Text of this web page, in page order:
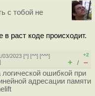
с тобой не
раст коде происходит.
03/2023 [^] [^^] [^^^]
]
+2
+ / –
ошибкой при
адресации памяти